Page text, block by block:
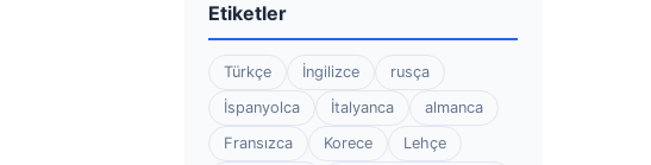
Etiketler
Türkçe İngilizce
rusça
İspanyolca
İtalyanca
almanca
Fransızca
Korece
Lehçe